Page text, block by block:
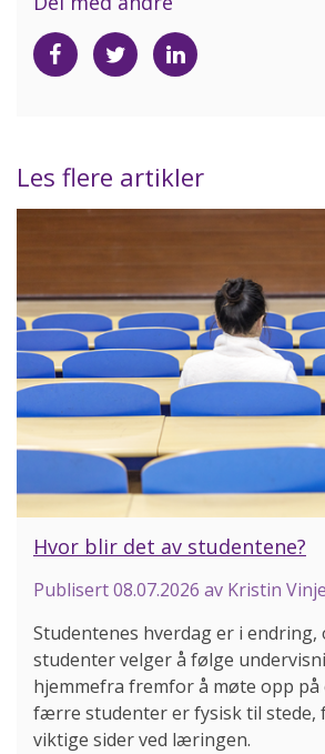
Del
på
Del
på
Del
på
Les flere artikler
Hvor blir det av studentene?
Publisert08.07.2026 av Kristin Vinje
Studentenes hverdag er i endring,
studenter velger å følge
hjemmefra fremfor å møte opp på
færre studenter er fysisk til stede,
viktige sider ved læringen.